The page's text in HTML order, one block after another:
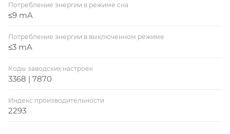
Потребление энергии в режиме сна
≤9 mA
Потребление энергии в выключенном режиме
≤3 mA
Коды заводских настроек
3368 | 7870
Индекс производительности
2293